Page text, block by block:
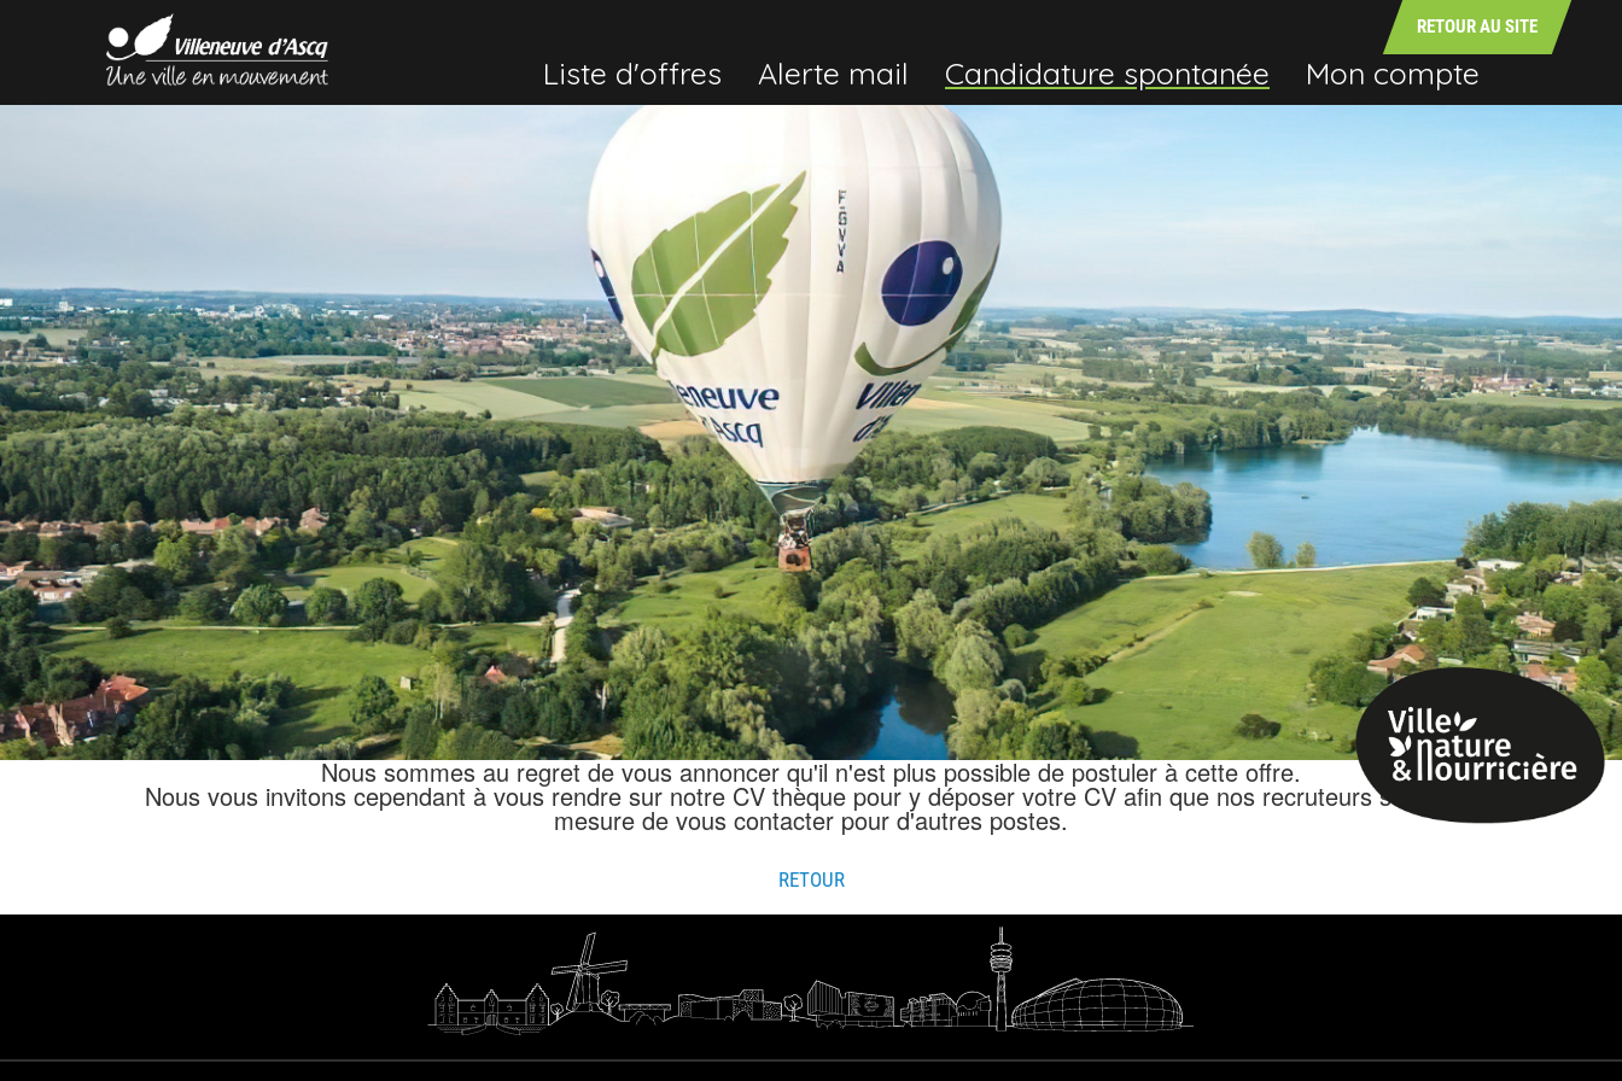
RETOUR AU SITE
Liste d'offres Alerte mail Candidature spontanée Mon compte
Nous sommes au regret de vous annoncer qu'il n'est plus possible de postuler à cette offre.
Nous vous invitons cependant à vous rendre sur notre CV thèque pour y déposer votre CV afin que nos recruteurs soient en
mesure de vous contacter pour d'autres postes.
RETOUR